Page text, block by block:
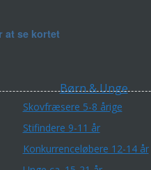
Børn & Unge
Skovfræsere 5-8 årige
Stifindere 9-11 år
Konkurrenceløbere 12-14 år
at se kortet